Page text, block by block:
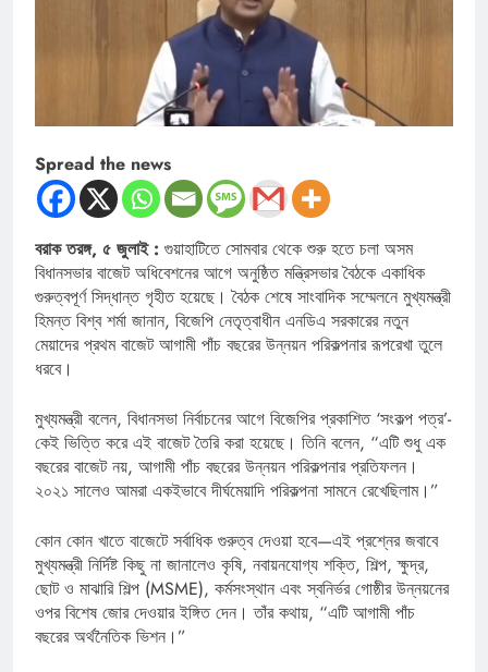
Spread the news
বরাক তরঙ্গ, ৫ জুলাই : গুয়াহাটিতে সোমবার থেকে শুরু হতে চলা অসম
বিধানসভার বাজেট অধিবেশনের আগে অনুষ্ঠিত মন্ত্রিসভার বৈঠকে একাধিক
গুরুত্বপূর্ণ সিদ্ধান্ত গৃহীত হয়েছে। বৈঠক শেষে সাংবাদিক সম্মেলনে মুখ্যমন্ত্রী
হিমন্ত বিশ্ব শর্মা জানান, বিজেপি নেতৃত্বাধীন এনডিএ সরকারের নতুন
মেয়াদের প্রথম বাজেট আগামী পাঁচ বছরের উন্নয়ন পরিকল্পনার রূপরেখা তুলে
ধরবে।
মুখ্যমন্ত্রী বলেন, বিধানসভা নির্বাচনের আগে বিজেপির প্রকাশিত ‘সংকল্প পত্র’-
কেই ভিত্তি করে এই বাজেট তৈরি করা হয়েছে। তিনি বলেন, “এটি শুধু এক
বছরের বাজেট নয়, আগামী পাঁচ বছরের উন্নয়ন পরিকল্পনার প্রতিফলন।
২০২১ সালেও আমরা একইভাবে দীর্ঘমেয়াদি পরিকল্পনা সামনে রেখেছিলাম।”
কোন কোন খাতে বাজেটে সর্বাধিক গুরুত্ব দেওয়া হবে—এই প্রশ্নের জবাবে
মুখ্যমন্ত্রী নির্দিষ্ট কিছু না জানালেও কৃষি, নবায়নযোগ্য শক্তি, শিল্প, ক্ষুদ্র,
ছোট ও মাঝারি শিল্প (MSME), কর্মসংস্থান এবং স্বনির্ভর গোষ্ঠীর উন্নয়নের
ওপর বিশেষ জোর দেওয়ার ইঙ্গিত দেন। তাঁর কথায়, “এটি আগামী পাঁচ
বছরের অর্থনৈতিক ভিশন।”